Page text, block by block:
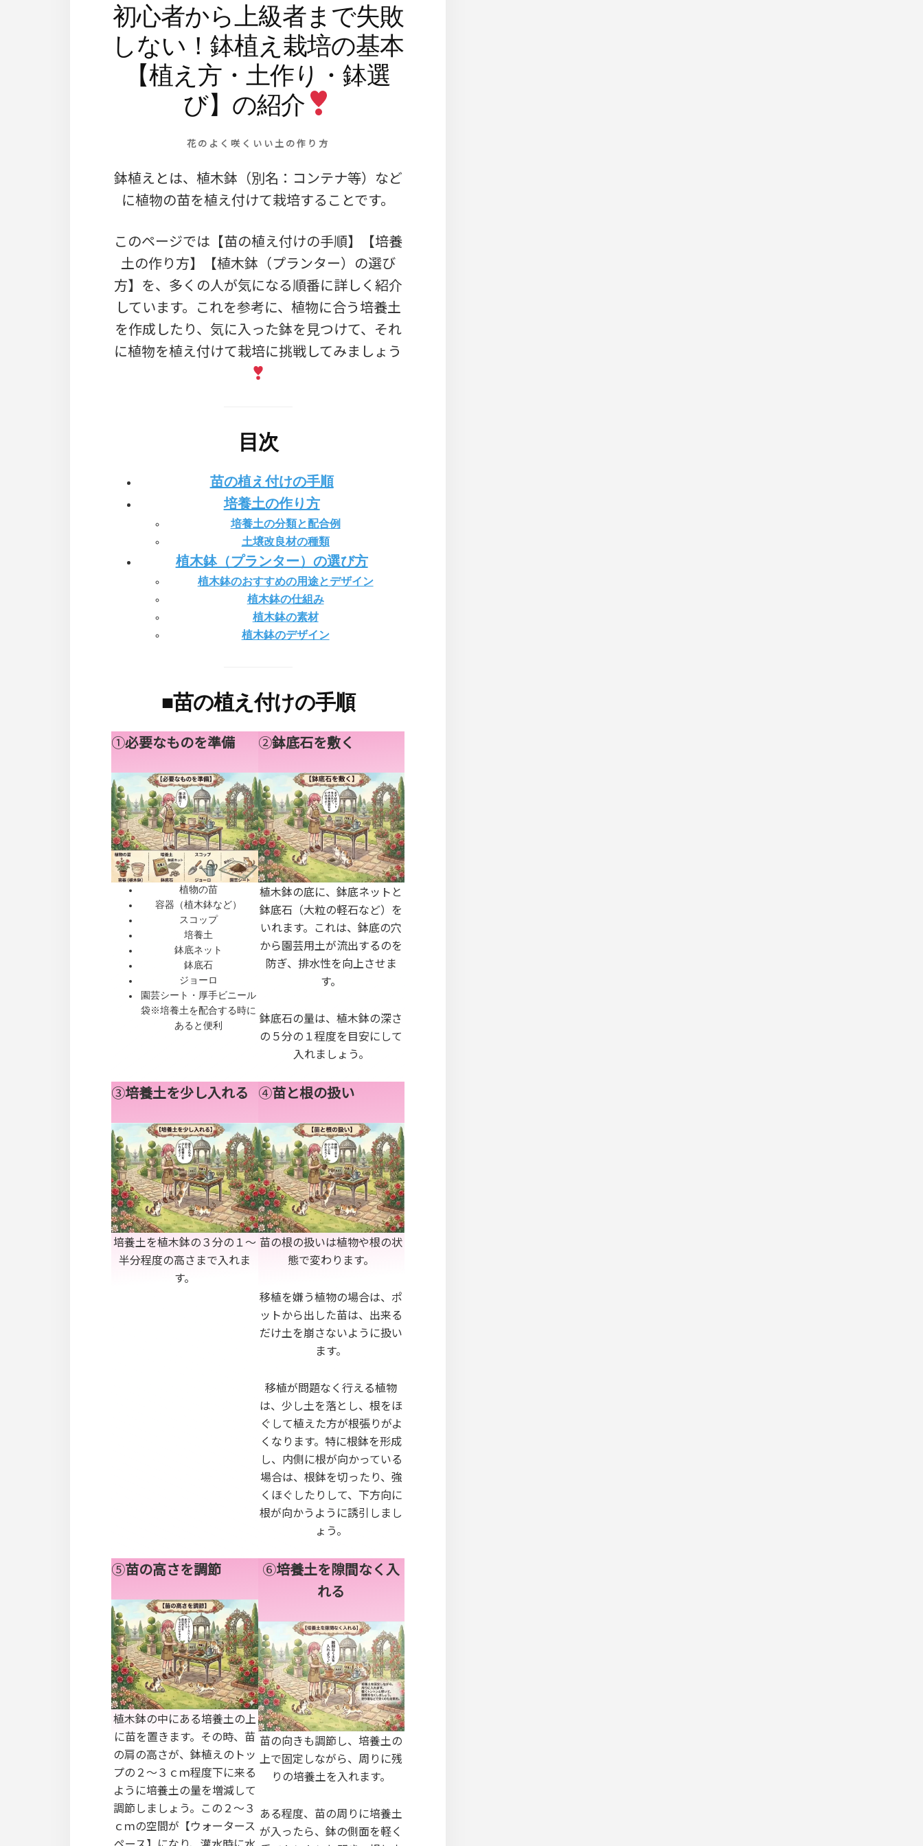
初心者から上級者まで失敗
しない！鉢植え栽培の基本
【植え方・土作り・鉢選
び】の紹介
花のよく咲くいい土の作り方
鉢植えとは、植木鉢（別名：コンテナ等）など
に植物の苗を植え付けて栽培することです。
このページでは【苗の植え付けの手順】【培養
土の作り方】【植木鉢（プランター）の選び
方】を、多くの人が気になる順番に詳しく紹介
しています。これを参考に、植物に合う培養土
を作成したり、気に入った鉢を見つけて、それ
に植物を植え付けて栽培に挑戦してみましょう
目次
苗の植え付けの手順
培養土の作り方
培養土の分類と配合例
土壌改良材の種類
植木鉢（プランター）の選び方
植木鉢のおすすめの用途とデザイン
植木鉢の仕組み
植木鉢の素材
植木鉢のデザイン
■苗の植え付けの手順
①必要なものを準備
植物の苗
容器（植木鉢など）
スコップ
培養土
鉢底ネット
鉢底石
ジョーロ
園芸シート・厚手ビニール
袋※培養土を配合する時に
あると便利
②鉢底石を敷く
植木鉢の底に、鉢底ネットと
鉢底石（大粒の軽石など）を
いれます。これは、鉢底の穴
から園芸用土が流出するのを
防ぎ、排水性を向上させま
す。
鉢底石の量は、植木鉢の深さ
の５分の１程度を目安にして
入れましょう。
③培養土を少し入れる
培養土を植木鉢の３分の１～
半分程度の高さまで入れま
す。
④苗と根の扱い
苗の根の扱いは植物や根の状
態で変わります。
移植を嫌う植物の場合は、ポ
ットから出した苗は、出来る
だけ土を崩さないように扱い
ます。
移植が問題なく行える植物
は、少し土を落とし、根をほ
ぐして植えた方が根張りがよ
くなります。特に根鉢を形成
し、内側に根が向かっている
場合は、根鉢を切ったり、強
くほぐしたりして、下方向に
根が向かうように誘引しまし
ょう。
⑤苗の高さを調節
植木鉢の中にある培養土の上
に苗を置きます。その時、苗
の肩の高さが、鉢植えのトッ
プの２～３ｃｍ程度下に来る
ように培養土の量を増減して
調節しましょう。この２～３
ｃｍの空間が【ウォータース
⑥培養土を隙間なく入
れる
苗の向きも調節し、培養土の
上で固定しながら、周りに残
りの培養土を入れます。
ある程度、苗の周りに培養土
が入ったら、鉢の側面を軽く